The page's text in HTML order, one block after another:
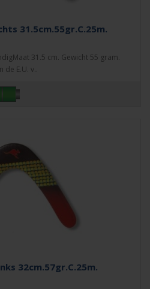
31.5cm.55gr.C.25m.
31.5 cm. Gewicht 55 gram.
de E.U. v..
32cm.57gr.C.25m.